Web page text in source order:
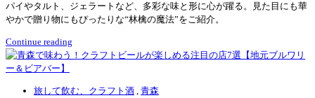
パイやタルト、ジェラートなど、多彩な味と形に心が躍る。見た目にも華
やかで贈り物にもぴったりな“林檎の魔法”をご紹介。
Continue reading
旅して飲む、クラフト酒 , 青森